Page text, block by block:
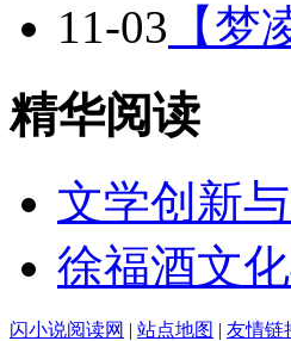
11-03 【
精华阅读
文学创新
徐福酒文
闪小说阅读网 | 站点地图 | 友情链